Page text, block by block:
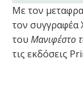
Με τον
τον συγγραφέα
του Μανιφέστο
τις εκδόσεις